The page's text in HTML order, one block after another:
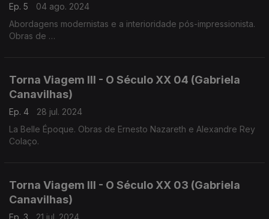
Ep. 5
04 ago. 2024
Abordagens modernistas e a interioridade pós-impressionista.
Obras de
Torna Viagem III - O Século XX 04 (Gabriela
Canavilhas)
Ep. 4
28 jul. 2024
La Belle Époque. Obras de Ernesto Nazareth e Alexandre Rey
Colaço.
Torna Viagem III - O Século XX 03 (Gabriela
Canavilhas)
Ep. 3
21 jul. 2024